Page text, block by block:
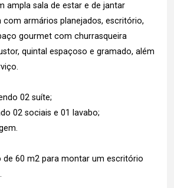
ampla sala de estar e de jantar
com armários planejados, escritório,
gourmet com churrasqueira
quintal espaçoso e gramado, além
02 suíte;
02 sociais e 01 lavabo;
de 60 m2 para montar um escritório